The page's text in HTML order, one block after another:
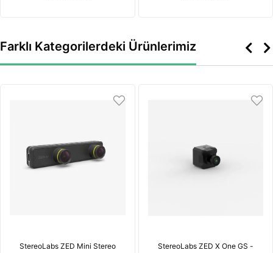
Farklı Kategorilerdeki Ürünlerimiz
StereoLabs ZED Mini Stereo
StereoLabs ZED X One GS -